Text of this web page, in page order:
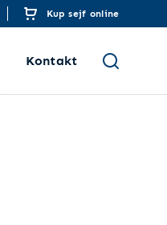
Kup sejf online
Kontakt